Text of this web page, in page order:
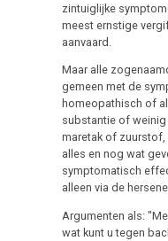
zintuiglijke
meest ernstige
aanvaard.
Maar alle
gemeen met de
homeopathisch of
substantie of
maretak of
alles en nog wat
symptomatisch
alleen via de
Argumenten als:
wat kunt u tegen